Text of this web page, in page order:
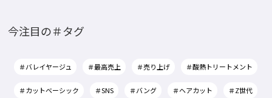
今注目の＃タグ
＃バレイヤージュ ＃最高売上 ＃売り上げ ＃酸熱トリートメント
＃カットベーシック ＃SNS ＃バング ＃ヘアカット ＃Z世代